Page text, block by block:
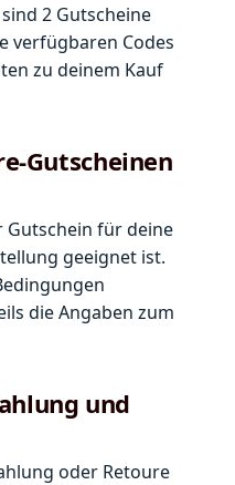
2 Gutscheine
verfügbaren Codes
zu deinem Kauf
Gutscheinen
Gutschein für deine
geeignet ist.
die Angaben zum
und
oder Retoure